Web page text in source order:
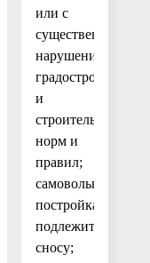
или с
существенным
нарушением
градостроительных
и
строительных
норм и
правил;
самовольная
постройка
подлежит
сносу;